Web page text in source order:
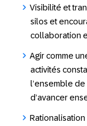
Visibilité et
silos et
collaboration
Agir comme
activités
l’ensemble
d’avancer